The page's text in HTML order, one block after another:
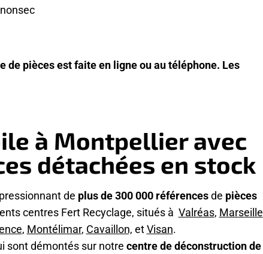
de pièces est faite en ligne ou au téléphone. Les
à Montpellier avec
détachées en stock
de plus de 300 000 référencesde pièces
centres Fert Recyclage, situés à Valréas, Marseille
, Montélimar, Cavaillon, etVisan.
sont démontés sur notre centre de déconstruction de